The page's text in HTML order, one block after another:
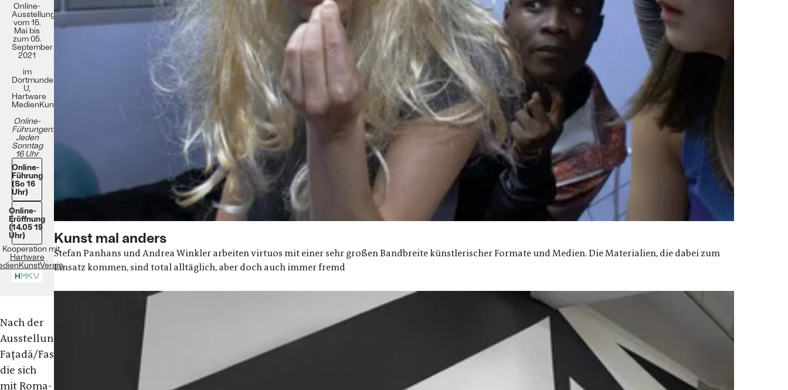
Online-
Ausstellung
vom 15.
Mai bis
zum 05.
September
2021
im
Dortmunder
U,
Hartware
MedienKunstVerein
Online-
Führungen:
Jeden
Sonntag
16 Uhr
Online-
Führung
(So 16
Uhr)
Online-
Eröffnung
(14.05 19
Uhr)
Kooperation mit
Hartware
Nach der
Ausstellung
Faţadă/Fassade,
die sich
mit Roma-
Kunst mal anders
Stefan Panhans und Andrea Winkler arbeiten virtuos mit einer sehr großen Bandbreite künstlerischer Formate und Medien. Die Materialien, die dabei zum
Einsatz kommen, sind total alltäglich, aber doch auch immer fremd